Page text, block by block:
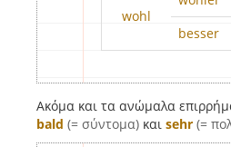
wohl
besser
Ακόμα και τα ανώμαλα
bald (= σύντομα) και sehr (=